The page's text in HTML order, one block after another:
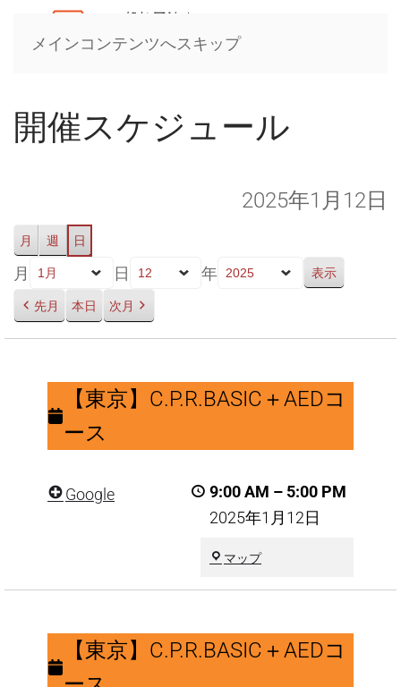
メインコンテンツへスキップ
開催スケジュール
2025年1月12日
月 週 日
月 日 年
先月 本日 次月
C.P.R.BASIC
【東京】C.P.R.BASIC＋AEDコ
ース
9:00 AM – 5:00 PM
2025年1月12日
マップ東
央
区
Google
C.P.R.BASIC
【東京】C.P.R.BASIC＋AEDコ